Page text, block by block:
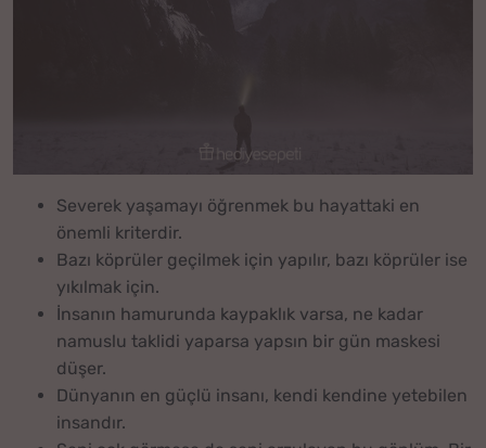
Severek yaşamayı öğrenmek bu hayattaki en
önemli kriterdir.
Bazı köprüler geçilmek için yapılır, bazı köprüler ise
yıkılmak için.
İnsanın hamurunda kaypaklık varsa, ne kadar
namuslu taklidi yaparsa yapsın bir gün maskesi
düşer.
Dünyanın en güçlü insanı, kendi kendine yetebilen
insandır.